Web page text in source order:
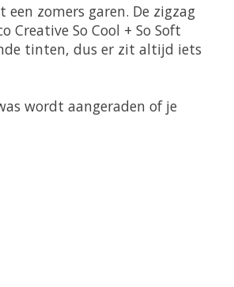
een zomers garen. De zigzag
So Cool + So Soft
tinten, dus er zit altijd iets
wordt aangeraden of je